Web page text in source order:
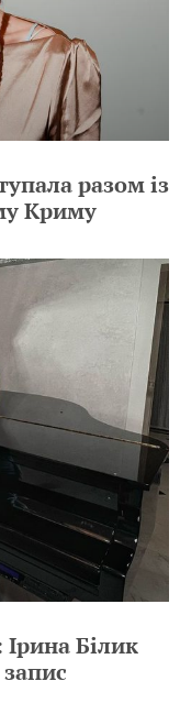
разом із
Криму
Білик